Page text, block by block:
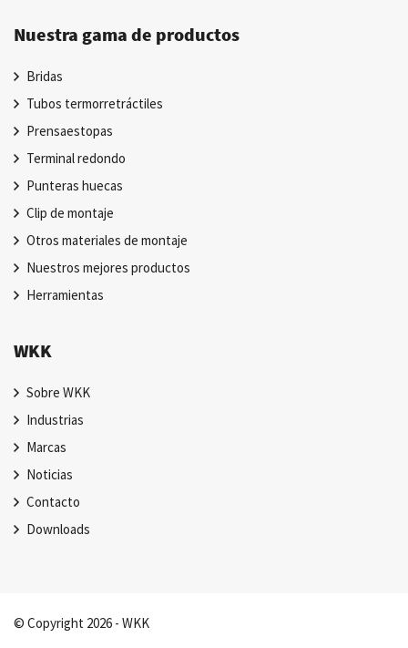
Nuestra gama de productos
Bridas
Tubos termorretráctiles
Prensaestopas
Terminal redondo
Punteras huecas
Clip de montaje
Otros materiales de montaje
Nuestros mejores productos
Herramientas
WKK
Sobre WKK
Industrias
Marcas
Noticias
Contacto
Downloads
© Copyright 2026 - WKK